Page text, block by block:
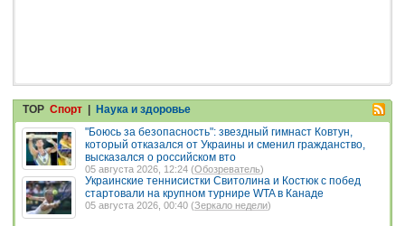
TOP Спорт | Наука и здоровье
"Боюсь за безопасность": звездный гимнаст Ковтун,
который отказался от Украины и сменил гражданство,
высказался о российском вто
05 августа 2026, 12:24 (Обозреватель)
Украинские теннисистки Свитолина и Костюк с побед
стартовали на крупном турнире WTA в Канаде
05 августа 2026, 00:40 (Зеркало недели)